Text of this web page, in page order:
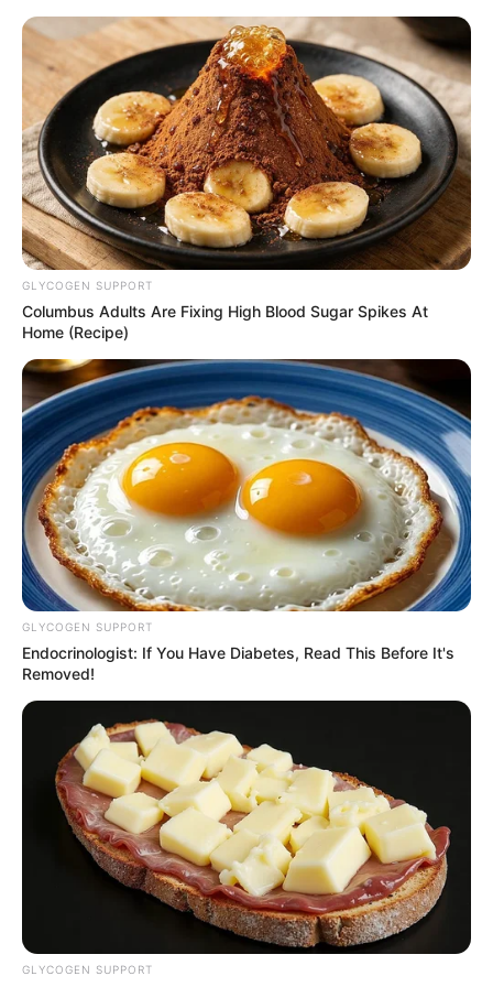
İcra başçısı üç qurumu birləşdirdi,
yeni rəis təyin etdi -FOTO
Həbsxanada özünə ad günü edən general -
DOSYE
CƏMİYYƏT 2432 04.06.2026, 16:34
Hazırda həbsdə olan general-leytenant Rövşən
Əkbərovun doğum günüdür.
GLYCOGEN SUPPORT
Columbus Adults Are Fixing High Blood Sugar Spikes At
Home (Recipe)
GLYCOGEN SUPPORT
Endocrinologist: If You Have Diabetes, Read This Before It's
Removed!
GLYCOGEN SUPPORT